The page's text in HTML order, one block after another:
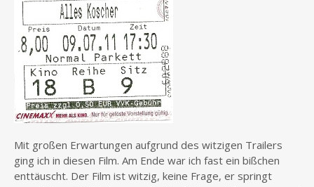
Mit großen Erwartungen aufgrund des witzigen Trailers
ging ich in diesen Film. Am Ende war ich fast ein bißchen
enttäuscht. Der Film ist witzig, keine Frage, er springt